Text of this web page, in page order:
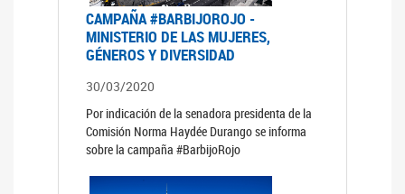
CAMPAÑA #BARBIJOROJO -
MINISTERIO DE LAS MUJERES,
GÉNEROS Y DIVERSIDAD
30/03/2020
Por indicación de la senadora presidenta de la
Comisión Norma Haydée Durango se informa
sobre la campaña #BarbijoRojo